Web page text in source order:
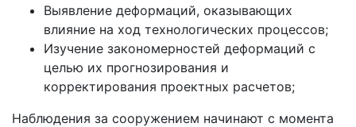
Выявление деформаций, оказывающих
влияние на ход технологических процессов;
Изучение закономерностей деформаций с
целью их прогнозирования и
корректирования проектных расчетов;
Наблюдения за сооружением начинают с момента